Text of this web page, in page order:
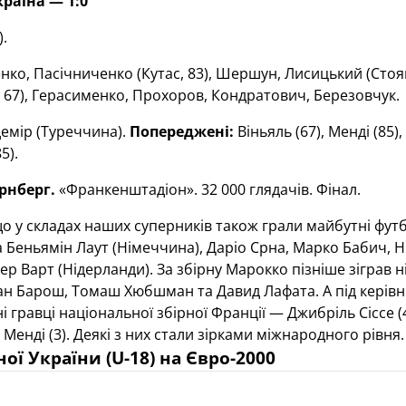
Пасічниченко (Кутас, 83), Шершун, Лисицький
Герасименко, Прохоров, Кондратович, Березовчук.
(Туреччина). Попереджені: Віньяль (67), Менді
«Франкенштадіон». 32 000 глядачів. Фінал.
у складах наших суперників також грали майбутні
Беньямін Лаут (Німеччина), Даріо Срна, Марко Бабич,
Варт (Нідерланди). За збірну Марокко пізніше зіграв
Барош, Томаш Хюбшман та Давид Лафата. А під
гравці національної збірної Франції — Джибріль
(3). Деякі з них стали зірками міжнародного рівня.
України (U-18)на Євро-2000